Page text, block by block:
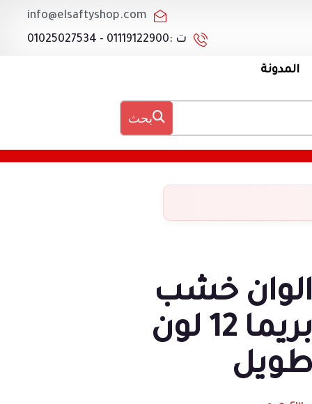
info@elsaftyshop.com
ت :01119122900 - 01025027534
المدونة
بحث
الوان خشب
بريما 12 لون
طويل